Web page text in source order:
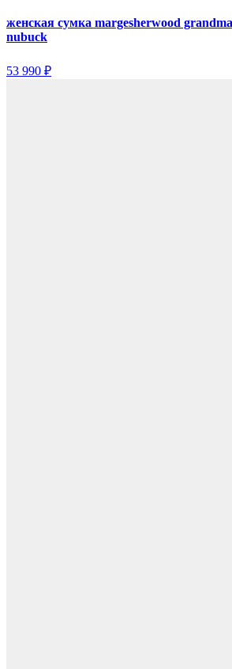
женская сумка margesherwood
nubuck
53 990 ₽